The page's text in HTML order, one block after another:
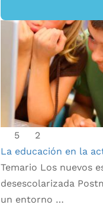
5
2
La educación en la
Temario Los nuevos
desescolarizada
un entorno …